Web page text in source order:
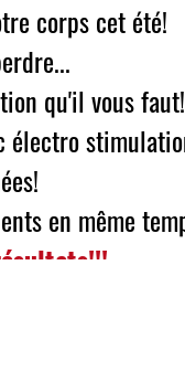
corps cet été!
qu'il vous faut!
électro
en même